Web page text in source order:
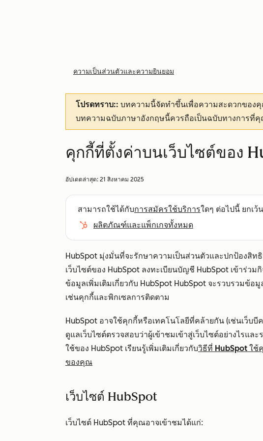
ความเป็นส่วนตัวและความยินยอม
โปรดทราบ:: บทความนี้จัดทำขึ้นเพื่อความสะดวกของ
บทความฉบับภาษาอังกฤษนี้ควรถือเป็นฉบับทางการ
คุกกี้ที่ตั้งค่าบนเว็บไซต์ของ
อัปเดตล่าสุด: 21 สิงหาคม 2025
สามารถใช้ได้กับการสมัครใช้บริการใดๆ ต่อไปนี้ ยกเว้
ผลิตภัณฑ์และแพ็กเกจทั้งหมด
HubSpot มุ่งมั่นที่จะรักษาความเป็นส่วนตัวและปกป้องสิท
เว็บไซต์ของ HubSpot ลงทะเบียนบัญชี HubSpot เข้าร่ว
ข้อมูลเพิ่มเติมเกี่ยวกับ HubSpot HubSpot จะรวบรวมข้
เช่นคุกกี้และพิกเซลการติดตาม
HubSpot อาจใช้คุกกี้หรือเทคโนโลยีที่คล้ายกัน (เช่นเว็บบี
ดูแลเว็บไซต์ตรวจสอบว่าผู้เข้าชมเข้าสู่เว็บไซต์อย่างไรแ
ใช้ของ HubSpot เรียนรู้เพิ่มเติมเกี่ยวกับวิธีที่ HubSpot ใช้
ของคุณ
เว็บไซต์ HubSpot
เว็บไซต์ HubSpot ที่คุณอาจเข้าชมได้แก่: